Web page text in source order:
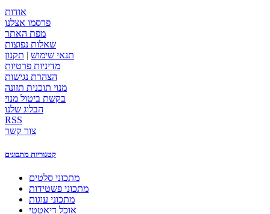
אודות
פרסמו אצלנו
מפת האתר
שאלות נפוצות
תנאי שימוש | תקנון
מדיניות פרטיות
הצהרת נגישות
מנוי תוכנית תזונה
בקשת ביטול מנוי
הבלוג שלנו
RSS
צור קשר
קטגוריות מתכונים
מתכוני סלטים
מתכוני פשטידות
מתכוני עוגות
אוכל דיאטטי